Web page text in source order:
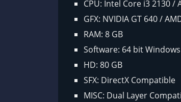
CPU: Intel Core i3 2130 /
GFX: NVIDIA GT 640 /
RAM: 8 GB
Software: 64 bit
HD: 80 GB
SFX: DirectX Compatible
MISC: Dual Layer